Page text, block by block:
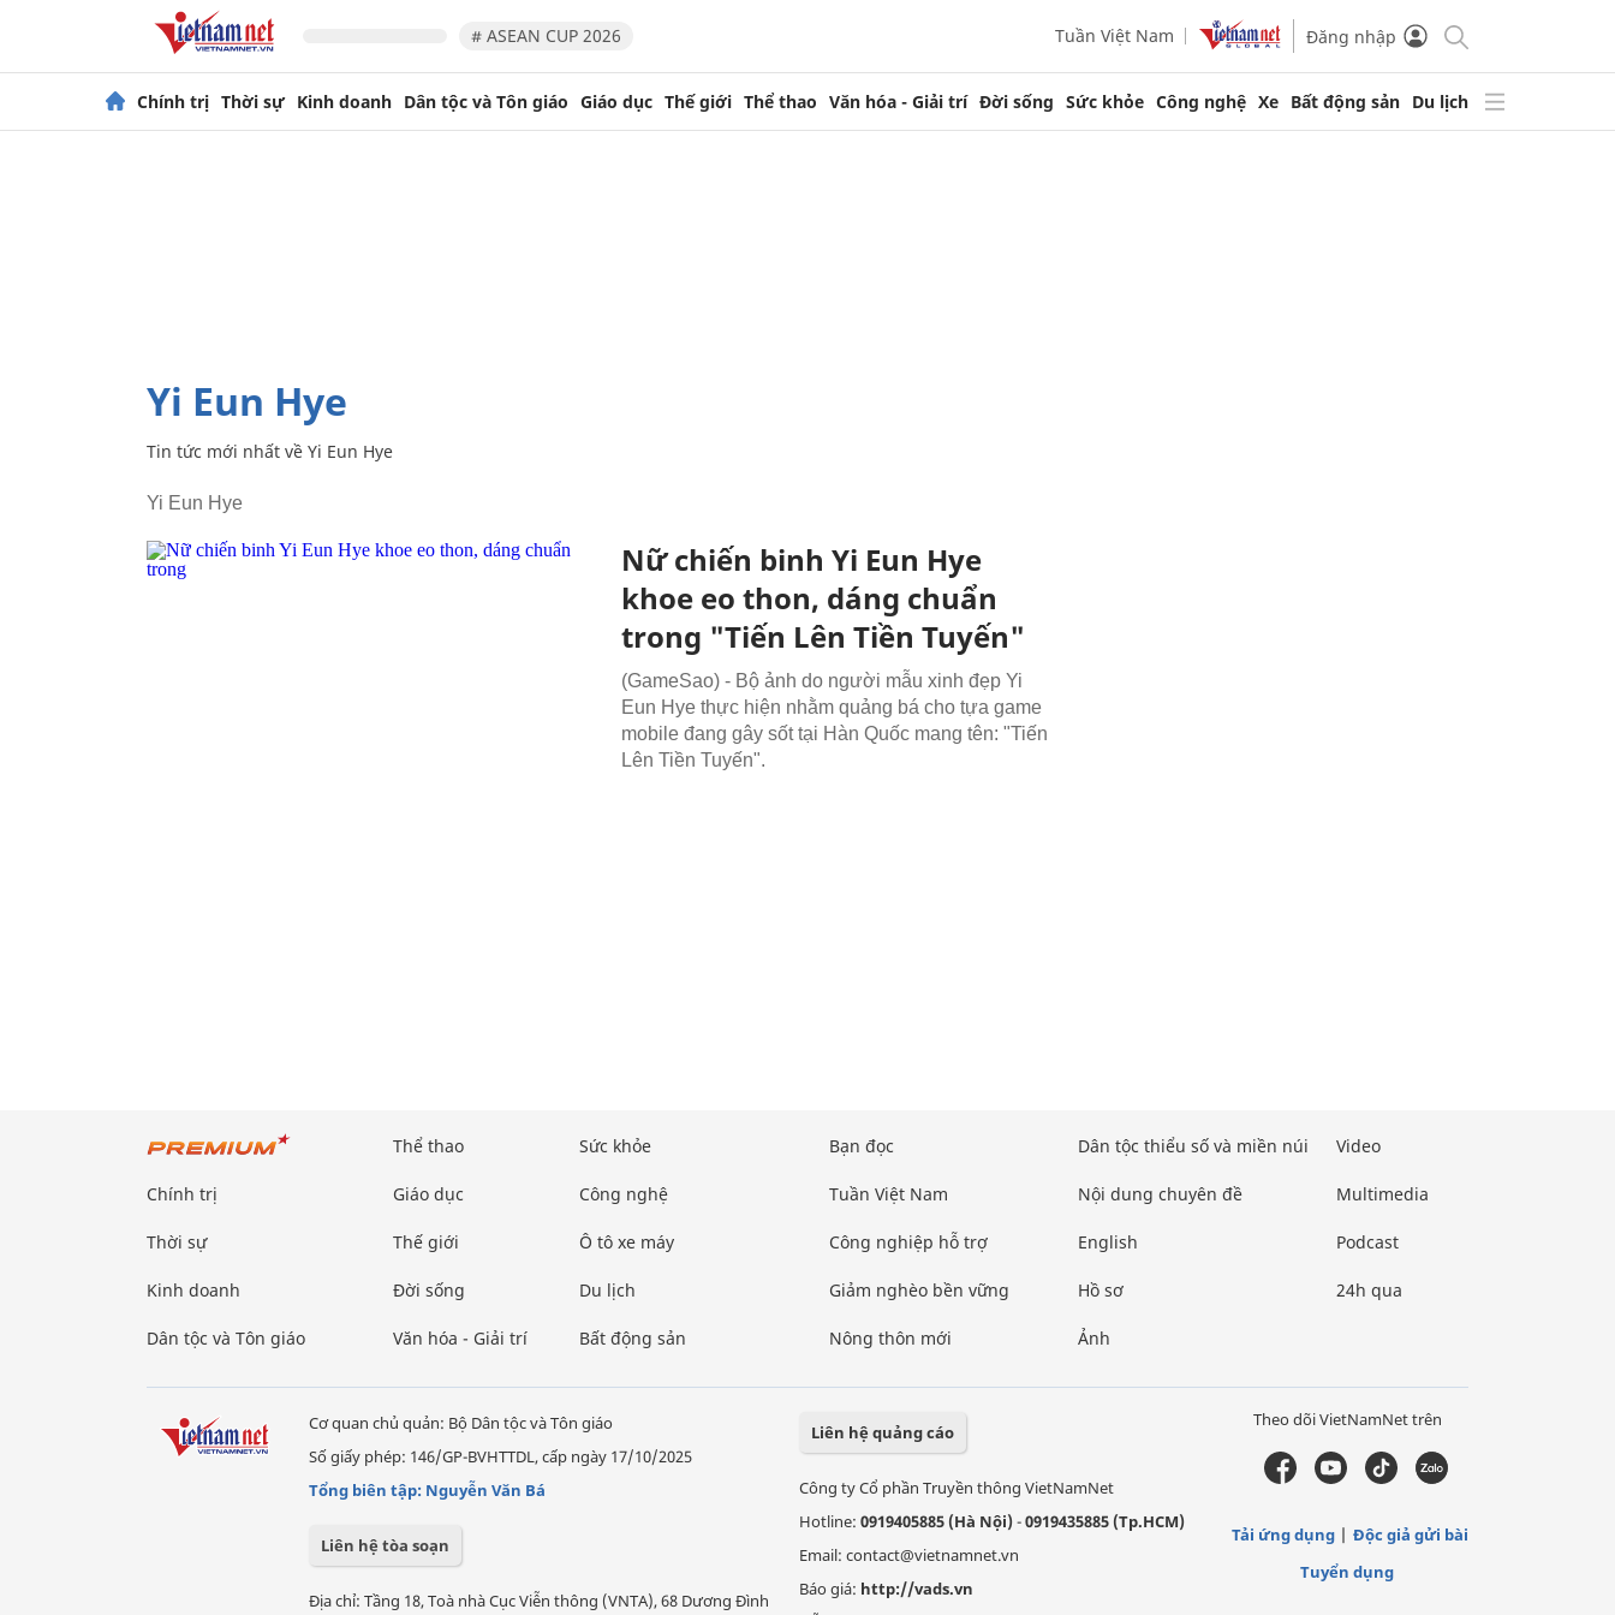
# ASEAN CUP 2026 Tuần Việt Nam Đăng nhập
Chính trị Thời sự Kinh doanh Dân tộc và Tôn giáo Giáo dục Thế giới Thể thao Văn hóa - Giải trí Đời sống Sức khỏe Công nghệ Xe Bất động sản Du lịch
Yi Eun Hye
Tin tức mới nhất về Yi Eun Hye
Yi Eun Hye
Nữ chiến binh Yi Eun Hye
khoe eo thon, dáng chuẩn
trong "Tiến Lên Tiền Tuyến"
(GameSao) - Bộ ảnh do người mẫu xinh đẹp Yi
Eun Hye thực hiện nhằm quảng bá cho tựa game
mobile đang gây sốt tại Hàn Quốc mang tên: "Tiến
Lên Tiền Tuyến".
Chính trị
Thời sự
Kinh doanh
Dân tộc và Tôn giáo
Thể thao
Giáo dục
Thế giới
Đời sống
Văn hóa - Giải trí
Sức khỏe
Công nghệ
Ô tô xe máy
Du lịch
Bất động sản
Bạn đọc
Tuần Việt Nam
Công nghiệp hỗ trợ
Giảm nghèo bền vững
Nông thôn mới
Dân tộc thiểu số và miền núi
Nội dung chuyên đề
English
Hồ sơ
Ảnh
Video
Multimedia
Podcast
24h qua
Cơ quan chủ quản: Bộ Dân tộc và Tôn giáo
Số giấy phép: 146/GP-BVHTTDL, cấp ngày 17/10/2025
Tổng biên tập: Nguyễn Văn Bá
Liên hệ tòa soạn
Địa chỉ: Tầng 18, Toà nhà Cục Viễn thông (VNTA), 68 Dương Đình
Liên hệ quảng cáo
Công ty Cổ phần Truyền thông VietNamNet
Hotline: 0919405885 (Hà Nội)-0919435885 (Tp.HCM)
Email: contact@vietnamnet.vn
Báo giá: http://vads.vn
Theo dõi VietNamNet trên
Tải ứng dụng
Độc giả gửi bài
Tuyển dụng